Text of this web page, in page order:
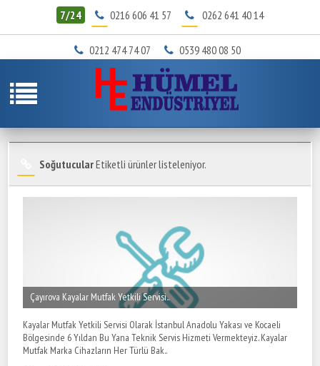
7/24 0216 606 41 57 0262 641 40 14
0212 474 74 07 0539 480 08 50
SoğutucularEtiketli ürünler listeleniyor.
Çayırova Kayalar Mutfak Yetkili Servisi..
Kayalar Mutfak Yetkili Servisi Olarak İstanbul Anadolu Yakası ve Kocaeli
Bölgesinde 6 Yıldan Bu Yana Teknik Servis Hizmeti Vermekteyiz. Kayalar
Mutfak Marka Cihazların Her Türlü Bak..